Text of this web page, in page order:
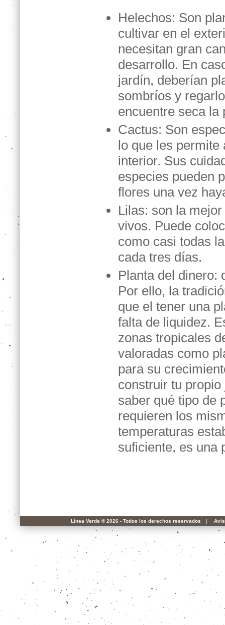
Helechos: Son
cultivar en el
necesitan gran
desarrollo. En
jardín, deberían
sombríos y
encuentre seca la
Cactus: Son
lo que les permite
interior. Sus
especies pueden
flores una vez
Lilas: son la
vivos. Puede
como casi todas
cada tres días.
Planta del dinero:
Por ello, la
que el tener una
falta de liquidez.
zonas tropicales
valoradas como
para su
construir tu
saber qué tipo de
requieren los
temperaturas
suficiente, es una
Línea Verde ® 2026 - Todos los derechos reservados |